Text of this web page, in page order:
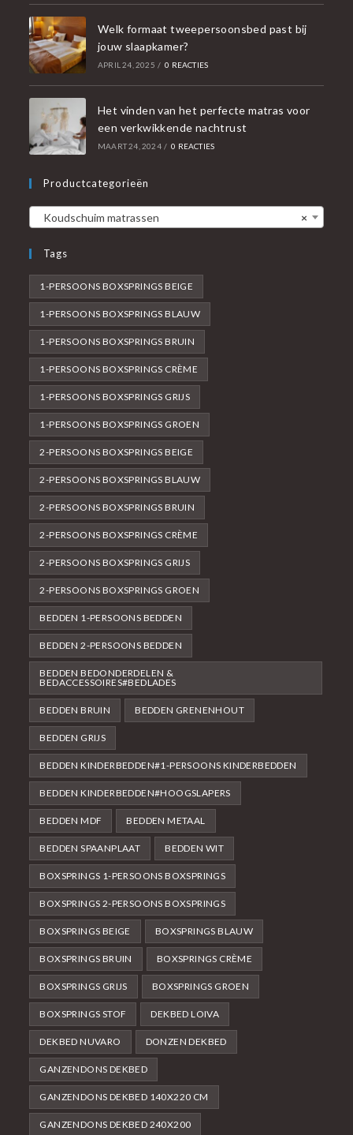
Welk formaat tweepersoonsbed past bij
jouw slaapkamer?
APRIL 24, 2025 / 0 REACTIES
Het vinden van het perfecte matras voor
een verkwikkende nachtrust
MAART 24, 2024 / 0 REACTIES
Productcategorieën
×
Koudschuim matrassen
Tags
1-PERSOONS BOXSPRINGS BEIGE
1-PERSOONS BOXSPRINGS BLAUW
1-PERSOONS BOXSPRINGS BRUIN
1-PERSOONS BOXSPRINGS CRÈME
1-PERSOONS BOXSPRINGS GRIJS
1-PERSOONS BOXSPRINGS GROEN
2-PERSOONS BOXSPRINGS BEIGE
2-PERSOONS BOXSPRINGS BLAUW
2-PERSOONS BOXSPRINGS BRUIN
2-PERSOONS BOXSPRINGS CRÈME
2-PERSOONS BOXSPRINGS GRIJS
2-PERSOONS BOXSPRINGS GROEN
BEDDEN 1-PERSOONS BEDDEN
BEDDEN 2-PERSOONS BEDDEN
BEDDEN BEDONDERDELEN &
BEDACCESSOIRES#BEDLADES
BEDDEN BRUIN BEDDEN GRENENHOUT
BEDDEN GRIJS
BEDDEN KINDERBEDDEN#1-PERSOONS KINDERBEDDEN
BEDDEN KINDERBEDDEN#HOOGSLAPERS
BEDDEN MDF BEDDEN METAAL
BEDDEN SPAANPLAAT BEDDEN WIT
BOXSPRINGS 1-PERSOONS BOXSPRINGS
BOXSPRINGS 2-PERSOONS BOXSPRINGS
BOXSPRINGS BEIGE BOXSPRINGS BLAUW
BOXSPRINGS BRUIN BOXSPRINGS CRÈME
BOXSPRINGS GRIJS BOXSPRINGS GROEN
BOXSPRINGS STOF DEKBED LOIVA
DEKBED NUVARO DONZEN DEKBED
GANZENDONS DEKBED
GANZENDONS DEKBED 140X220 CM
GANZENDONS DEKBED 240X200